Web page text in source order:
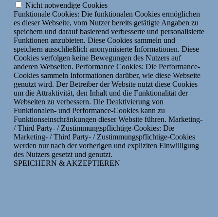
Nicht notwendige Cookies
Funktionale Cookies: Die funktionalen Cookies ermöglichen
es dieser Webseite, vom Nutzer bereits getätigte Angaben zu
speichern und darauf basierend verbesserte und personalisierte
Funktionen anzubieten. Diese Cookies sammeln und
speichern ausschließlich anonymisierte Informationen. Diese
Cookies verfolgen keine Bewegungen des Nutzers auf
anderen Webseiten. Performance Cookies: Die Performance-
Cookies sammeln Informationen darüber, wie diese Webseite
genutzt wird. Der Betreiber der Website nutzt diese Cookies
um die Attraktivität, den Inhalt und die Funktionalität der
Webseiten zu verbessern. Die Deaktivierung von
Funktionalen- und Performance-Cookies kann zu
Funktionseinschränkungen dieser Website führen. Marketing-
/ Third Party- / Zustimmungspflichtige-Cookies: Die
Marketing- / Third Party- / Zustimmungspflichtige-Cookies
werden nur nach der vorherigen und expliziten Einwilligung
des Nutzers gesetzt und genutzt.
SPEICHERN & AKZEPTIEREN